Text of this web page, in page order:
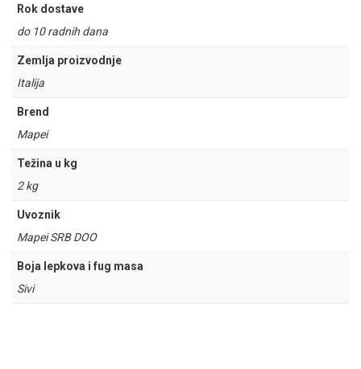
Rok dostave
do 10 radnih dana
Zemlja proizvodnje
Italija
Brend
Mapei
Težina u kg
2 kg
Uvoznik
Mapei SRB DOO
Boja lepkova i fug masa
Sivi